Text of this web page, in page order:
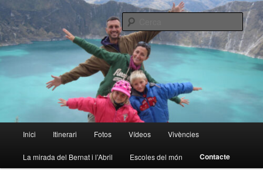
al
contingut
principalLa volta al món en família
Cerca
principal
Inici Itinerari Fotos Vídeos Vivències
La mirada del Bernat i l’Abril Escoles del món Contacte